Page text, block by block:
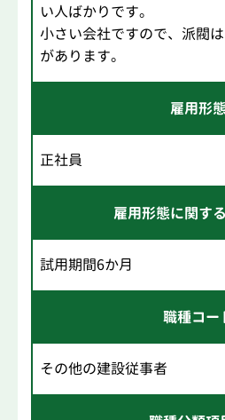
い人ばかりです。
小さい会社ですので、派閥
があります。
雇用形
正社員
雇用形態に関す
試用期間6か月
職種コー
その他の建設従事者